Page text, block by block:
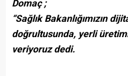
Domaç ;
“Sağlık Bakanlığımızın
doğrultusunda, yerli
veriyoruz dedi.